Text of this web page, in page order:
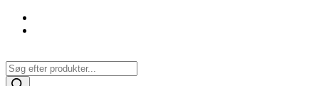
Products
search